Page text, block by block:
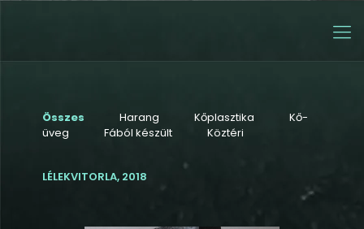
Összes Harang Kőplasztika
Kő-
üveg
Fából készült Köztéri
LÉLEKVITORLA, 2018